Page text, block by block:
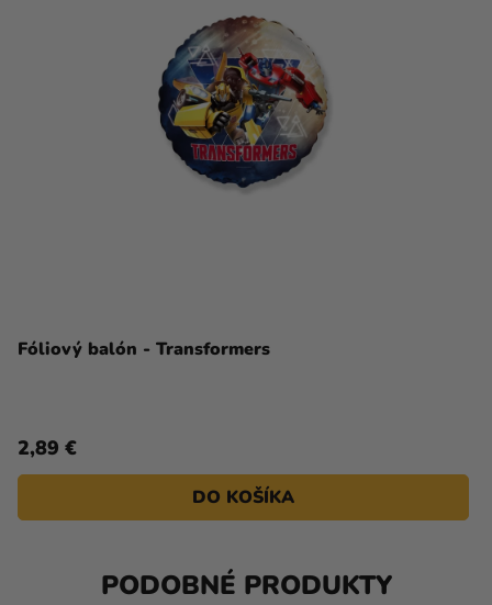
Fóliový balón - Transformers
2,89 €
DO KOŠÍKA
PODOBNÉ PRODUKTY